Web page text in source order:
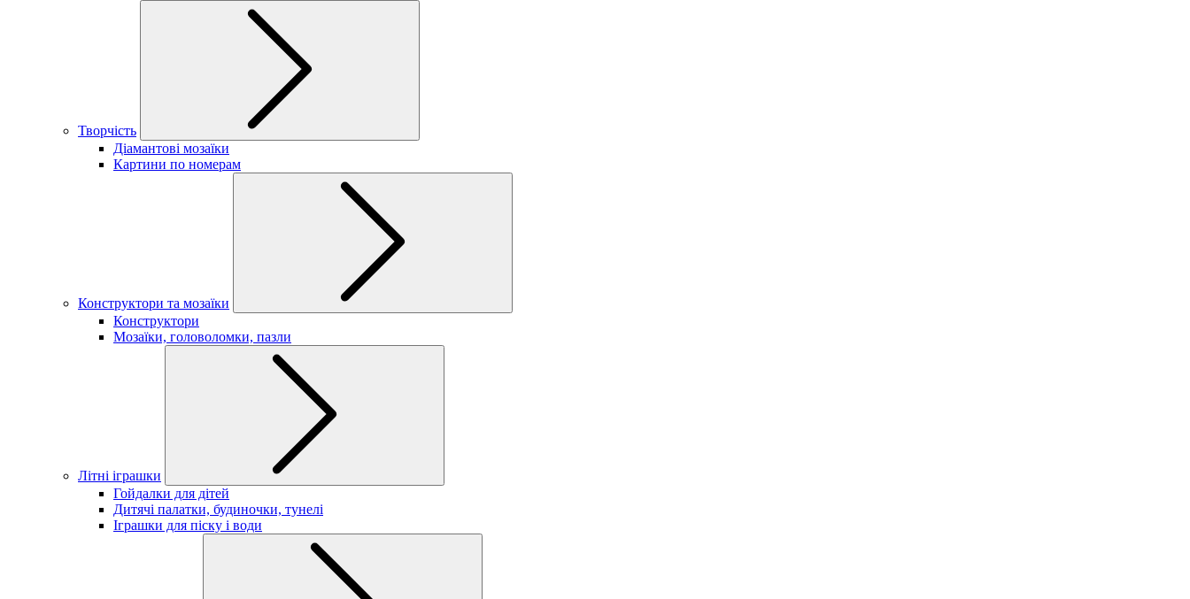
Творчість
Діамантові мозаїки
Картини по номерам
Конструктори та мозаїки
Конструктори
Мозаїки, головоломки, пазли
Літні іграшки
Гойдалки для дітей
Дитячі палатки, будиночки, тунелі
Іграшки для піску і води